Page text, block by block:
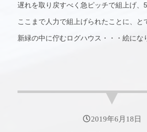
遅れを取り戻すべく急ピッチで組上げ、
ここまで人力で組上げられたことに、と
新緑の中に佇むログハウス・・・絵にな
2019年6月18日